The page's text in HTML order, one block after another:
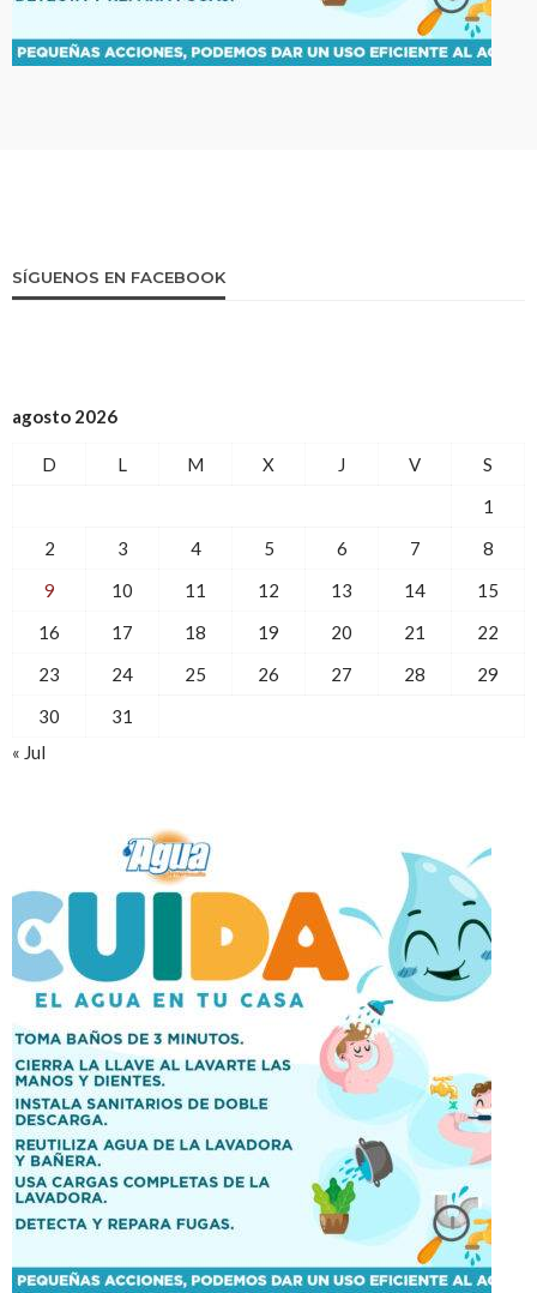
SÍGUENOS EN FACEBOOK
agosto 2026
D L M X J V
S
1
2
3 4 5 6 7
8
9
10 11 12 13 14
15
16
17 18 19 20 21
22
23
24 25 26 27 28
29
30
31
« Jul